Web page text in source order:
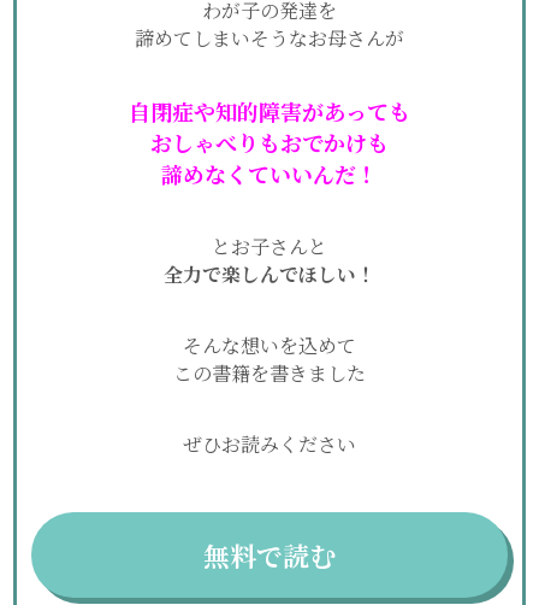
わが子の発達を
諦めてしまいそうなお母さんが
自閉症や知的障害があっても
おしゃべりもおでかけも
諦めなくていいんだ！
とお子さんと
全力で楽しんでほしい！
そんな想いを込めて
この書籍を書きました
ぜひお読みください
無料で読む